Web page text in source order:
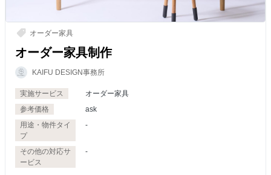
オーダー家具
オーダー家具制作
KAIFU DESIGN事務所
実施サービス
オーダー家具
参考価格
ask
用途・物件タイ
プ
-
その他の対応サ
ービス
-